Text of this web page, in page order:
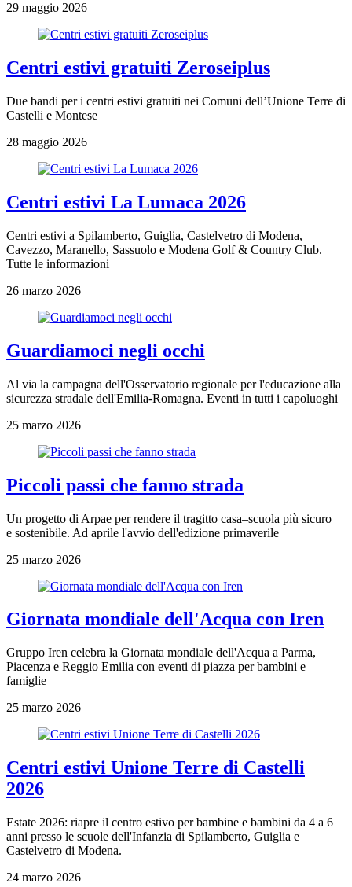
29 maggio 2026
Centri estivi gratuiti Zeroseiplus
Due bandi per i centri estivi gratuiti nei Comuni dell’Unione Terre di
Castelli e Montese
28 maggio 2026
Centri estivi La Lumaca 2026
Centri estivi a Spilamberto, Guiglia, Castelvetro di Modena,
Cavezzo, Maranello, Sassuolo e Modena Golf & Country Club.
Tutte le informazioni
26 marzo 2026
Guardiamoci negli occhi
Al via la campagna dell'Osservatorio regionale per l'educazione alla
sicurezza stradale dell'Emilia-Romagna. Eventi in tutti i capoluoghi
25 marzo 2026
Piccoli passi che fanno strada
Un progetto di Arpae per rendere il tragitto casa–scuola più sicuro
e sostenibile. Ad aprile l'avvio dell'edizione primaverile
25 marzo 2026
Giornata mondiale dell'Acqua con Iren
Gruppo Iren celebra la Giornata mondiale dell'Acqua a Parma,
Piacenza e Reggio Emilia con eventi di piazza per bambini e
famiglie
25 marzo 2026
Centri estivi Unione Terre di Castelli
2026
Estate 2026: riapre il centro estivo per bambine e bambini da 4 a 6
anni presso le scuole dell'Infanzia di Spilamberto, Guiglia e
Castelvetro di Modena.
24 marzo 2026